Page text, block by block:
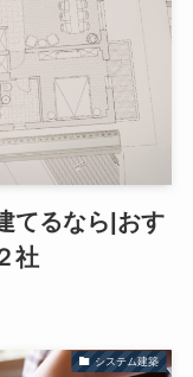
てるなら|おす
社
システム建築